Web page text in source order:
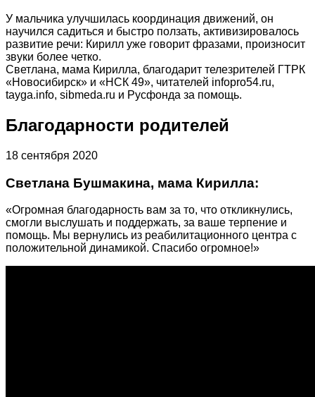
У мальчика улучшилась координация движений, он
научился садиться и быстро ползать, активизировалось
развитие речи: Кирилл уже говорит фразами, произносит
звуки более четко.
Светлана, мама Кирилла, благодарит телезрителей ГТРК
«Новосибирск» и «НСК 49», читателей infopro54.ru,
tayga.info, sibmeda.ru и Русфонда за помощь.
Благодарности родителей
18 сентября 2020
Светлана Бушмакина, мама Кирилла:
«Огромная благодарность вам за то, что откликнулись,
смогли выслушать и поддержать, за ваше терпение и
помощь. Мы вернулись из реабилитационного центра с
положительной динамикой. Спасибо огромное!»